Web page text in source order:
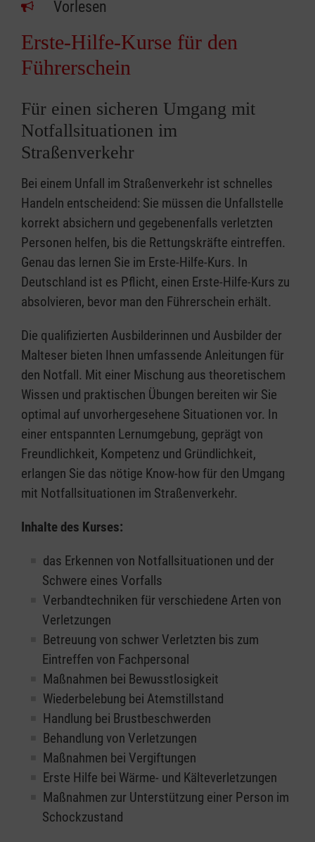
Vorlesen
Erste-Hilfe-Kurse für den
Führerschein
Für einen sicheren Umgang mit
Notfallsituationen im
Straßenverkehr
Bei einem Unfall im Straßenverkehr ist schnelles
Handeln entscheidend: Sie müssen die Unfallstelle
korrekt absichern und gegebenenfalls verletzten
Personen helfen, bis die Rettungskräfte eintreffen.
Genau das lernen Sie im Erste-Hilfe-Kurs. In
Deutschland ist es Pflicht, einen Erste-Hilfe-Kurs zu
absolvieren, bevor man den Führerschein erhält.
Die qualifizierten Ausbilderinnen und Ausbilder der
Malteser bieten Ihnen umfassende Anleitungen für
den Notfall. Mit einer Mischung aus theoretischem
Wissen und praktischen Übungen bereiten wir Sie
optimal auf unvorhergesehene Situationen vor. In
einer entspannten Lernumgebung, geprägt von
Freundlichkeit, Kompetenz und Gründlichkeit,
erlangen Sie das nötige Know-how für den Umgang
mit Notfallsituationen im Straßenverkehr.
Inhalte des Kurses:
das Erkennen von Notfallsituationen und der
Schwere eines Vorfalls
Verbandtechniken für verschiedene Arten von
Verletzungen
Betreuung von schwer Verletzten bis zum
Eintreffen von Fachpersonal
Maßnahmen bei Bewusstlosigkeit
Wiederbelebung bei Atemstillstand
Handlung bei Brustbeschwerden
Behandlung von Verletzungen
Maßnahmen bei Vergiftungen
Erste Hilfe bei Wärme- und Kälteverletzungen
Maßnahmen zur Unterstützung einer Person im
Schockzustand